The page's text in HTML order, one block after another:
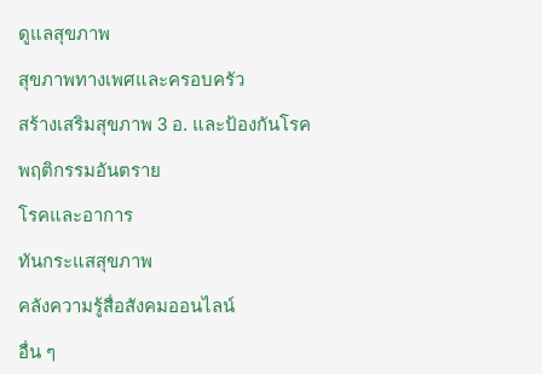
ดูแลสุขภาพ
สุขภาพทางเพศและครอบครัว
สร้างเสริมสุขภาพ 3 อ. ​และป้องกันโรค
พฤติกรรมอันตราย
โรคและอาการ
ทันกระแสสุขภาพ
คลังความรู้สื่อสังคมออนไลน์
อื่น ๆ